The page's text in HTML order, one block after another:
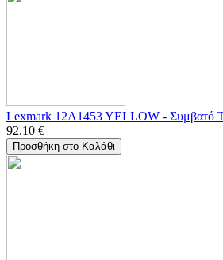
Lexmark 12A1453 YELLOW - Συμβατό
92.10 €
Προσθήκη στο Καλάθι